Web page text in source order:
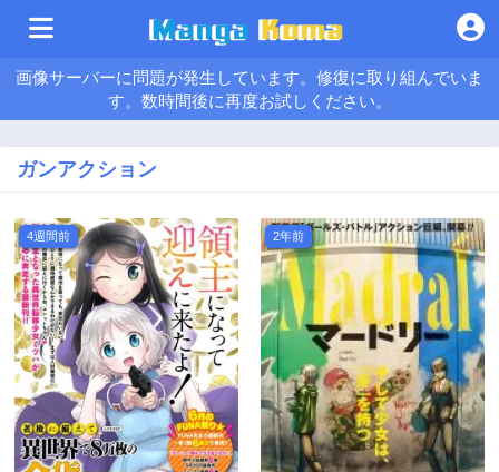
画像サーバーに問題が発生しています。修復に取り組んでいま
す。数時間後に再度お試しください。
ガンアクション
4週間前 2年前